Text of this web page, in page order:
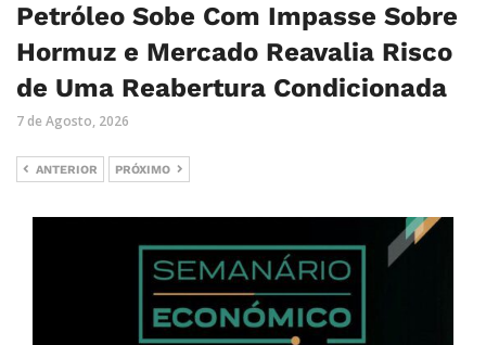
Petróleo Sobe Com Impasse Sobre
Hormuz e Mercado Reavalia Risco
de Uma Reabertura Condicionada
7 de Agosto, 2026
ANTERIOR PRÓXIMO